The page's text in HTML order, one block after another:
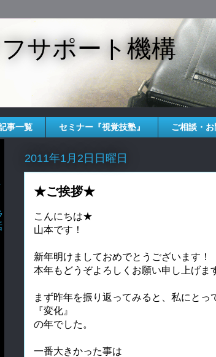
サポート機構
事一覧 セミナー『視覚技塾』 ご相談・
2011年1月2日日曜日
★ご挨拶★
こんにちは★
山本です！
新年明けましておめでとうございます！
本年もどうぞよろしくお願い申し上げま
まず昨年を振り返ってみると、私にとっ
『変化』
の年でした。
一番大きかった事は